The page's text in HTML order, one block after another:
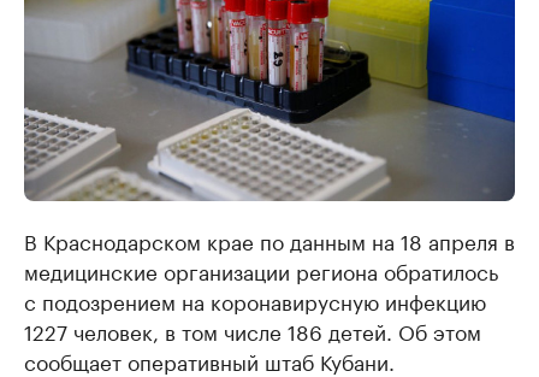
В Краснодарском крае по данным на 18 апреля в
медицинские организации региона обратилось
с подозрением на коронавирусную инфекцию
1227 человек, в том числе 186 детей. Об этом
сообщает оперативный штаб Кубани.